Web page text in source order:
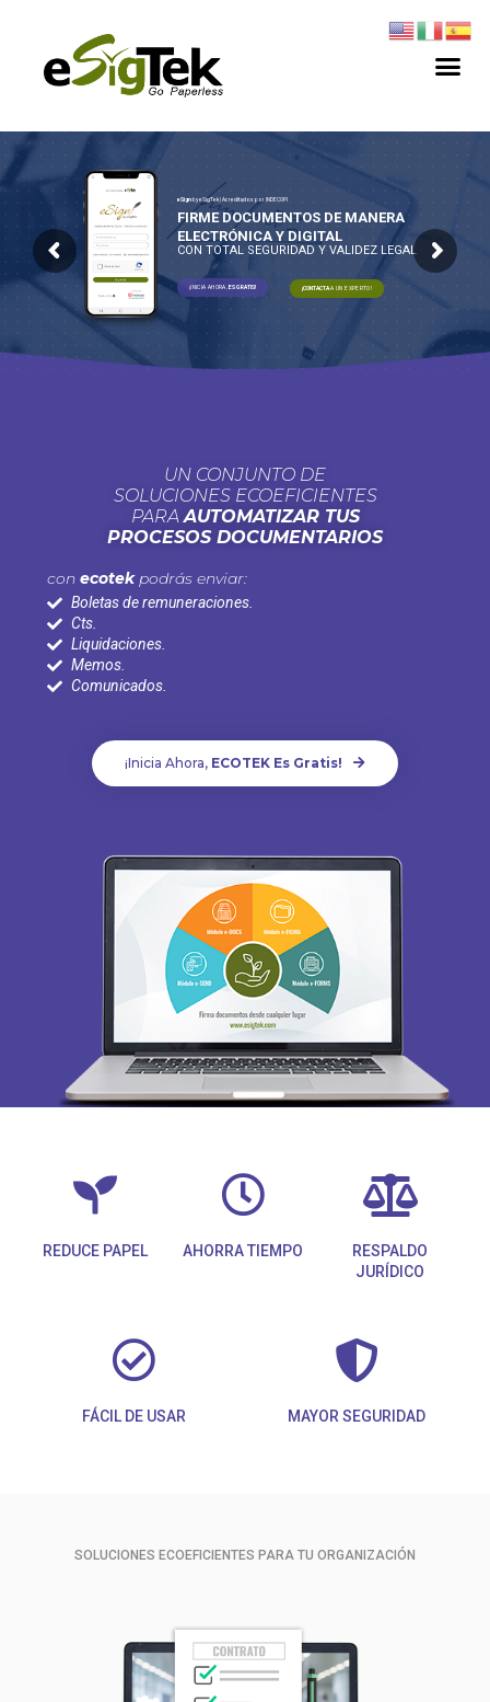
FIRME DOCUMENTOS DE MANERA
ELECTRÓNICA Y DIGITAL
CON TOTAL SEGURIDAD Y VALIDEZ LEGAL
¡INICIA AHORA,ES GRATIS! ¡CONTACTAA UN EXPERTO!
eSignby eSigTek | Acreditados por INDECOPI
UN CONJUNTO DE
SOLUCIONES ECOEFICIENTES
PARAAUTOMATIZAR TUS
PROCESOS DOCUMENTARIOS
con ecotekpodrás enviar:
Boletas de remuneraciones.
Cts.
Liquidaciones.
Memos.
Comunicados.
¡Inicia Ahora, ECOTEK Es Gratis!
REDUCE PAPEL AHORRA TIEMPO
RESPALDO
JURÍDICO
FÁCIL DE USAR MAYOR SEGURIDAD
SOLUCIONES ECOEFICIENTES PARA TU ORGANIZACIÓN